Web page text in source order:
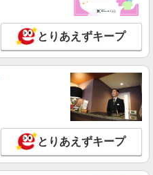
とりあえずキープ
とりあえずキープ